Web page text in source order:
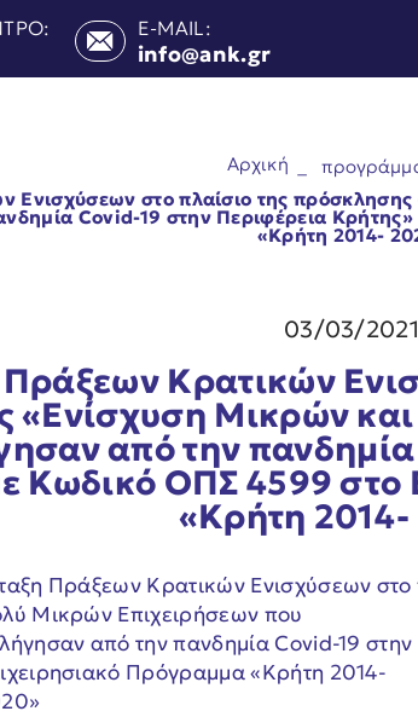
E-MAIL:
info@ank.gr
Αρχική
Ενισχύσεων στο πλαίσιο της
Covid-19 στην Περιφέρεια
«Κρήτη 2014-
03/03/2021
Κρατικών
«Ενίσχυση Μικρών
από την
Κωδικό ΟΠΣ 4599
«Κρήτη
Πράξεων Κρατικών Ενισχύσεων
Μικρών Επιχειρήσεων που
από την πανδημία Covid-19
Πρόγραμμα «Κρήτη 2014-